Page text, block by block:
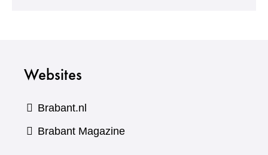
Websites
Brabant.nl
Brabant Magazine(verwijst